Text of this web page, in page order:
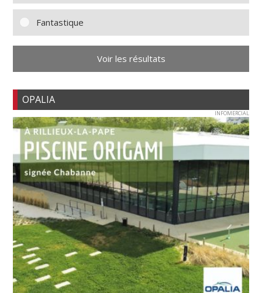
Fantastique
Voir les résultats
OPALIA
INFOMERCIAL